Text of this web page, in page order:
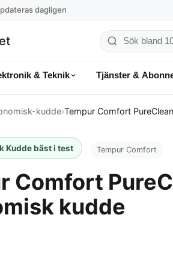
dagligen
Sök
konsumentvalet
& Teknik Tjänster &
kudde›Tempur Comfort
Kudde bäst i test Tempur Comfort
Comfort
kudde